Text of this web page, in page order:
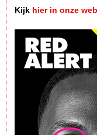
Kijk hier in onze